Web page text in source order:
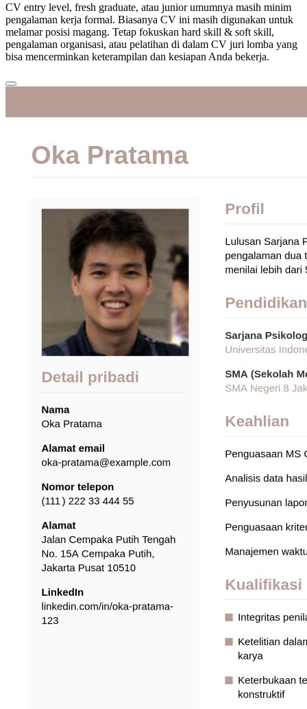
CV entry level, fresh graduate, atau junior umumnya masih minim
pengalaman kerja formal. Biasanya CV ini masih digunakan untuk
melamar posisi magang. Tetap fokuskan hard skill & soft skill,
pengalaman organisasi, atau pelatihan di dalam CV juri lomba yang
bisa mencerminkan keterampilan dan kesiapan Anda bekerja.